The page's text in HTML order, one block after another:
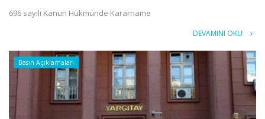
696 sayılı Kanun Hükmünde Kararname
DEVAMINI OKU
Basın Açıklamaları